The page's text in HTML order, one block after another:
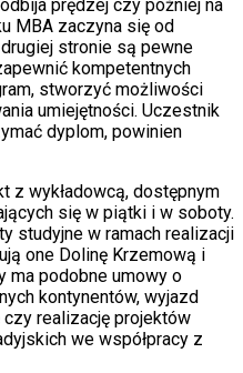
prędzej czy później na
MBA zaczyna się od
stronie są pewne
kompetentnych
stworzyć możliwości
umiejętności. Uczestnik
dyplom, powinien
z wykładowcą, dostępnym
się w piątki i w soboty.
studyjne w ramach realizacji
one Dolinę Krzemową i
ma podobne umowy o
kontynentów, wyjazd
realizację projektów
we współpracy z